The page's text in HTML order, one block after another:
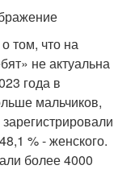
том, что на
не актуальна
года в
мальчиков,
% - женского.
более 4000